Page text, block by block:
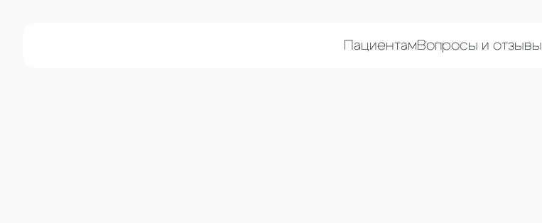
ПациентамВопросы и отзывы